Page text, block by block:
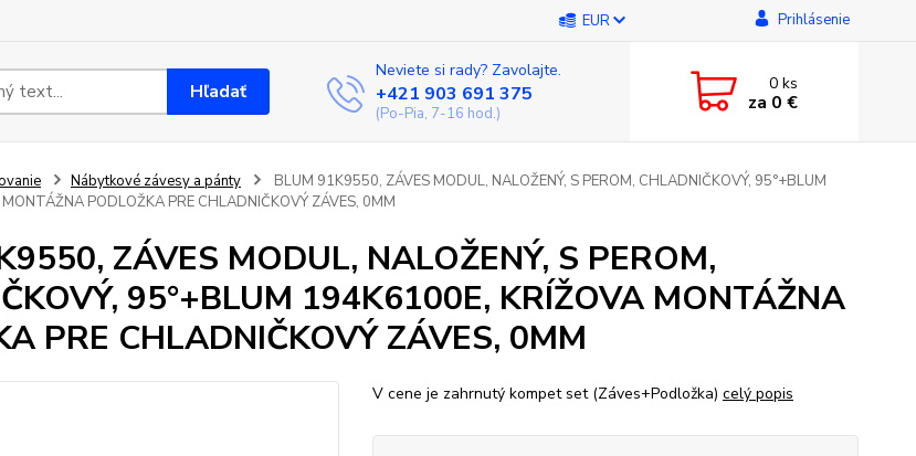
EUR Prihlásenie
Hľadať
Neviete si rady? Zavolajte.
+421 903 691 375
(Po-Pia, 7-16 hod.)
0ks
za 0 €
Nábytkové závesy a pánty
BLUM 91K9550, ZÁVES MODUL, NALOŽENÝ, S PEROM, CHLADNIČKOVÝ, 95°+BLUM
PODLOŽKA PRE CHLADNIČKOVÝ ZÁVES, 0MM
ZÁVES MODUL, NALOŽENÝ, S PEROM,
95°+BLUM 194K6100E, KRÍŽOVA MONTÁŽNA
PRE CHLADNIČKOVÝ ZÁVES, 0MM
V cene je zahrnutý kompet set (Záves+Podložka) celý popis